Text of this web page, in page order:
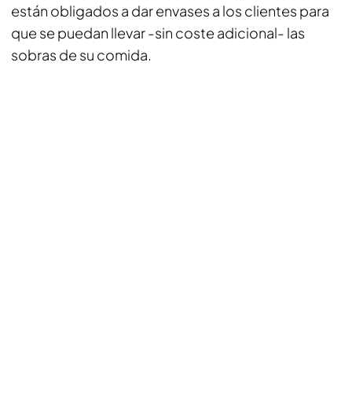
están obligados a dar envases a los clientes para
que se puedan llevar -sin coste adicional- las
sobras de su comida.